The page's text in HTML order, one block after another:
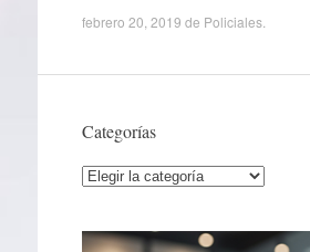
febrero 20, 2019 de Policiales.
Categorías
Categorías